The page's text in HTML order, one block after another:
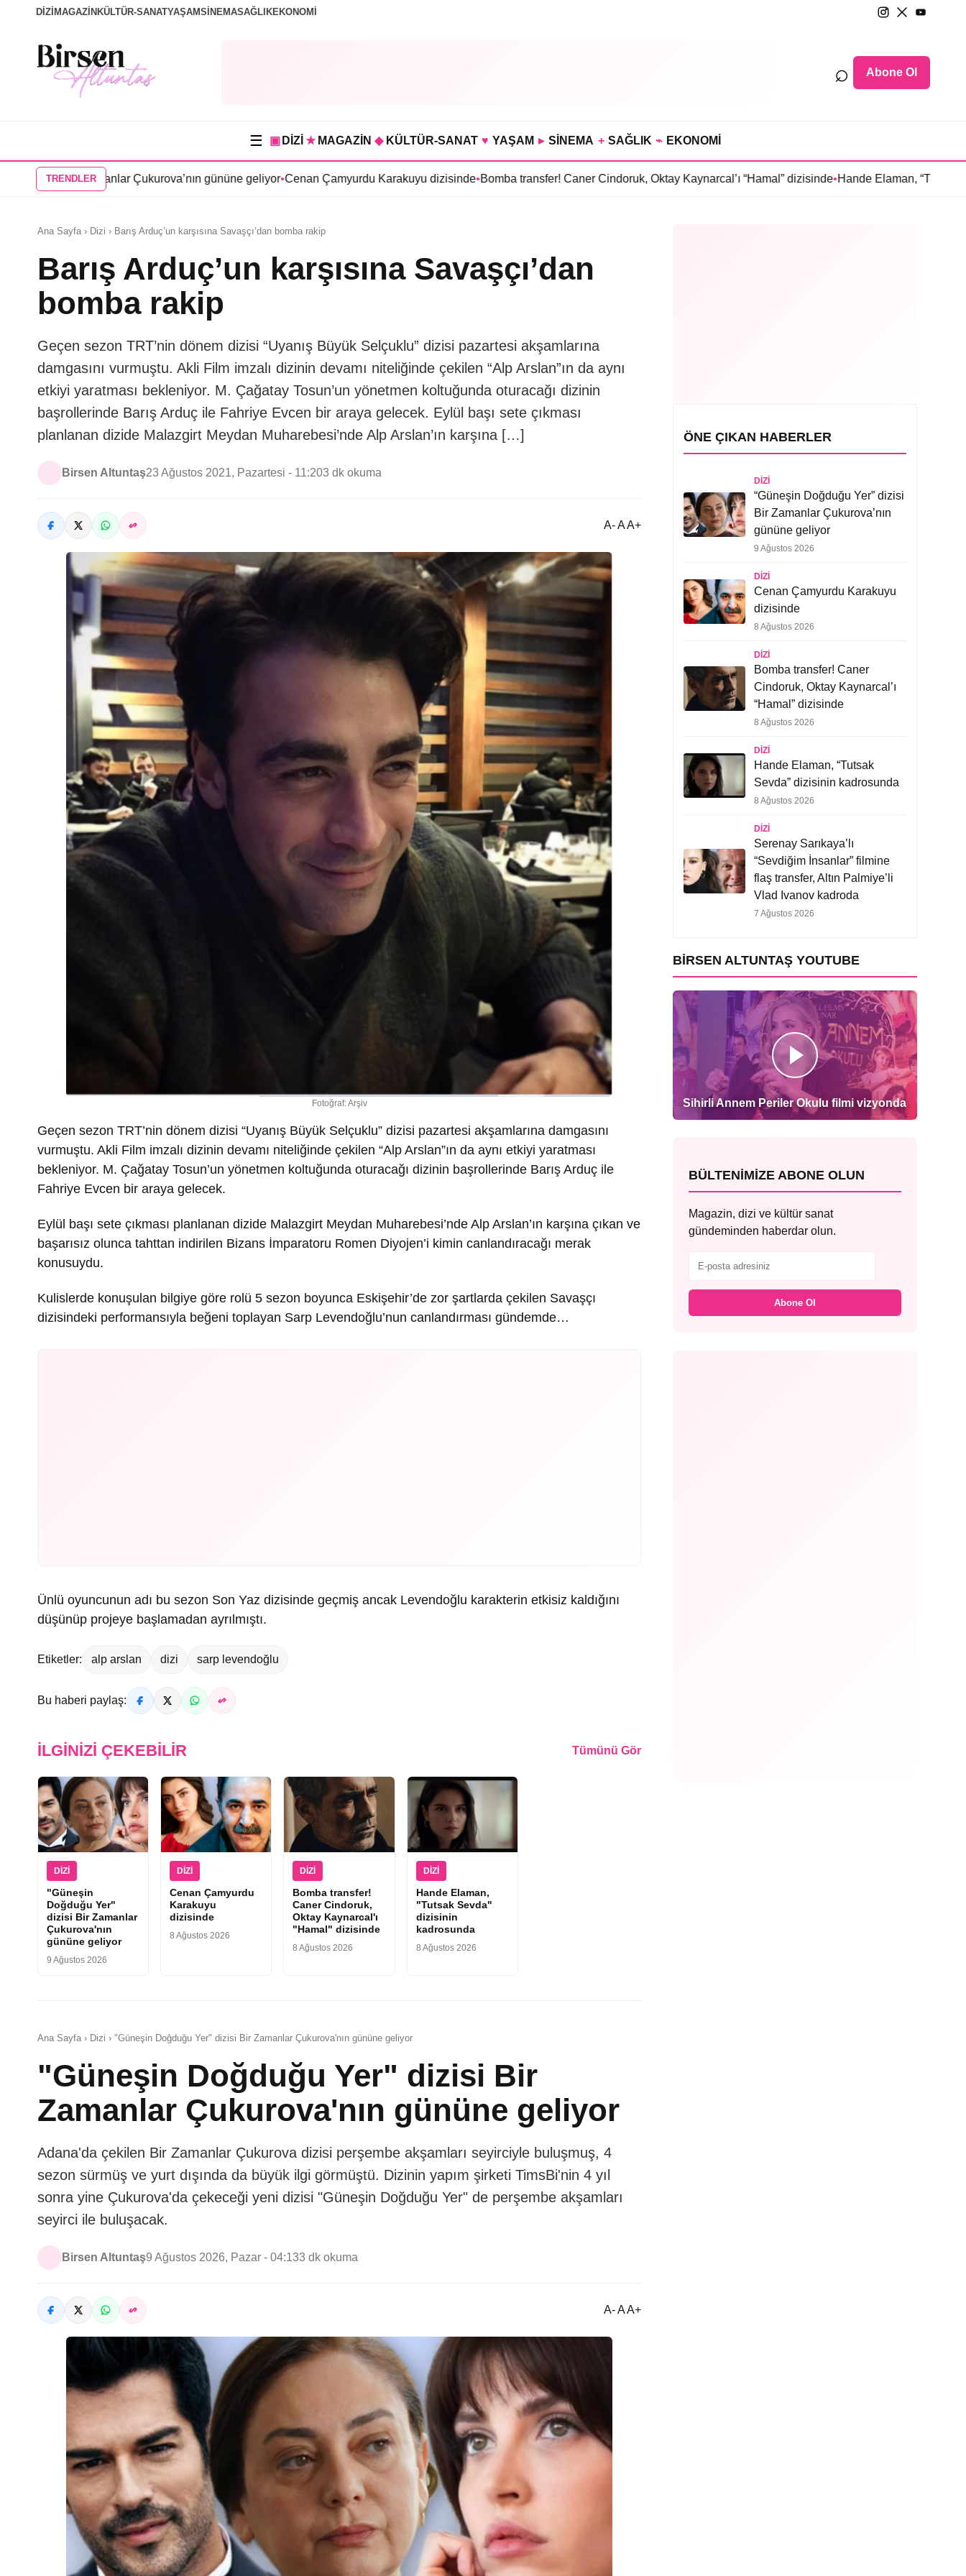
DİZİ MAGAZİN KÜLTÜR-SANATYAŞAMSİNEMASAĞLIKEKONOMİ
⌕ Abone Ol
☰ ▣ DİZİ ★ MAGAZİN ◆ KÜLTÜR-SANAT ♥ YAŞAM ▸ SİNEMA + SAĞLIK ⌁ EKONOMİ
TRENDLER
Zamanlar Çukurova’nın gününe geliyor•Cenan Çamyurdu Karakuyu dizisinde•Bomba transfer! Caner Cindoruk, Oktay Kaynarcal’ı “Hamal” dizisinde•Hande Elaman, “Tutsak Sevda”
Ana Sayfa › Dizi › Barış Arduç’un karşısına Savaşçı’dan bomba rakip
Barış Arduç’un karşısına Savaşçı’dan
bomba rakip
Geçen sezon TRT’nin dönem dizisi “Uyanış Büyük Selçuklu” dizisi pazartesi akşamlarına
damgasını vurmuştu. Akli Film imzalı dizinin devamı niteliğinde çekilen “Alp Arslan”ın da aynı
etkiyi yaratması bekleniyor. M. Çağatay Tosun’un yönetmen koltuğunda oturacağı dizinin
başrollerinde Barış Arduç ile Fahriye Evcen bir araya gelecek. Eylül başı sete çıkması
planlanan dizide Malazgirt Meydan Muharebesi’nde Alp Arslan’ın karşına […]
Birsen Altuntaş23 Ağustos 2021, Pazartesi - 11:203 dk okuma
A- A A+
Fotoğraf: Arşiv
Geçen sezon TRT’nin dönem dizisi “Uyanış Büyük Selçuklu” dizisi pazartesi akşamlarına damgasını
vurmuştu. Akli Film imzalı dizinin devamı niteliğinde çekilen “Alp Arslan”ın da aynı etkiyi yaratması
bekleniyor. M. Çağatay Tosun’un yönetmen koltuğunda oturacağı dizinin başrollerinde Barış Arduç ile
Fahriye Evcen bir araya gelecek.
Eylül başı sete çıkması planlanan dizide Malazgirt Meydan Muharebesi’nde Alp Arslan’ın karşına çıkan ve
başarısız olunca tahttan indirilen Bizans İmparatoru Romen Diyojen’i kimin canlandıracağı merak
konusuydu.
Kulislerde konuşulan bilgiye göre rolü 5 sezon boyunca Eskişehir’de zor şartlarda çekilen Savaşçı
dizisindeki performansıyla beğeni toplayan Sarp Levendoğlu’nun canlandırması gündemde…
Ünlü oyuncunun adı bu sezon Son Yaz dizisinde geçmiş ancak Levendoğlu karakterin etkisiz kaldığını
düşünüp projeye başlamadan ayrılmıştı.
Etiketler: alp arslan dizi sarp levendoğlu
Bu haberi paylaş:
İLGINIZI ÇEKEBILIR Tümünü Gör
DIZI
"Güneşin
Doğduğu Yer"
dizisi Bir Zamanlar
Çukurova'nın
gününe geliyor
9 Ağustos 2026
DIZI
Cenan Çamyurdu
Karakuyu
dizisinde
8 Ağustos 2026
DIZI
Bomba transfer!
Caner Cindoruk,
Oktay Kaynarcal'ı
"Hamal" dizisinde
8 Ağustos 2026
DIZI
Hande Elaman,
"Tutsak Sevda"
dizisinin
kadrosunda
8 Ağustos 2026
Ana Sayfa › Dizi › "Güneşin Doğduğu Yer" dizisi Bir Zamanlar Çukurova'nın gününe geliyor
"Güneşin Doğduğu Yer" dizisi Bir
Zamanlar Çukurova'nın gününe geliyor
Adana'da çekilen Bir Zamanlar Çukurova dizisi perşembe akşamları seyirciyle buluşmuş, 4
sezon sürmüş ve yurt dışında da büyük ilgi görmüştü. Dizinin yapım şirketi TimsBi'nin 4 yıl
sonra yine Çukurova'da çekeceği yeni dizisi "Güneşin Doğduğu Yer" de perşembe akşamları
seyirci ile buluşacak.
Birsen Altuntaş9 Ağustos 2026, Pazar - 04:133 dk okuma
A- A A+
ÖNE ÇIKAN HABERLER
DIZI
“Güneşin Doğduğu Yer” dizisi
Bir Zamanlar Çukurova’nın
gününe geliyor
9 Ağustos 2026
DIZI
Cenan Çamyurdu Karakuyu
dizisinde
8 Ağustos 2026
DIZI
Bomba transfer! Caner
Cindoruk, Oktay Kaynarcal’ı
“Hamal” dizisinde
8 Ağustos 2026
DIZI
Hande Elaman, “Tutsak
Sevda” dizisinin kadrosunda
8 Ağustos 2026
DIZI
Serenay Sarıkaya’lı
“Sevdiğim İnsanlar” filmine
flaş transfer, Altın Palmiye’li
Vlad Ivanov kadroda
7 Ağustos 2026
BIRSEN ALTUNTAŞ YOUTUBE
Sihirli Annem Periler Okulu filmi vizyonda
BÜLTENIMIZE ABONE OLUN
Magazin, dizi ve kültür sanat
gündeminden haberdar olun.
Abone Ol